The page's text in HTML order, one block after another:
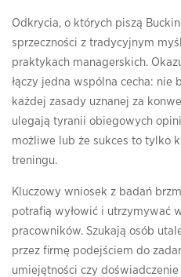
Odkrycia, o których piszą
sprzeczności z tradycyjnym
praktykach managerskich.
łączy jedna wspólna cecha: nie
każdej zasady uznanej za
ulegają tyranii obiegowych
możliwe lub że sukces to tylko
treningu.
Kluczowy wniosek z badań
potrafią wyłowić i utrzymywać
pracowników. Szukają osób
przez firmę podejściem do
umiejętności czy